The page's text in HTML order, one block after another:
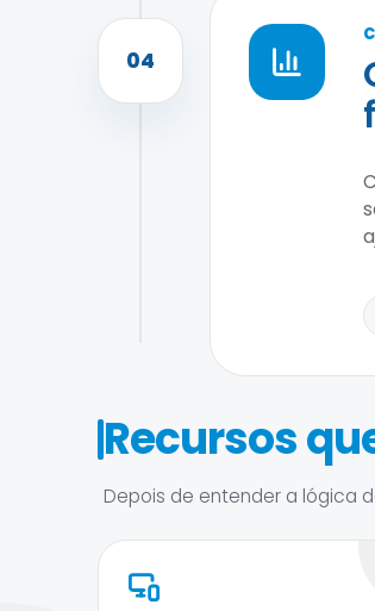
04
Recursos
Depois de entender a lógica